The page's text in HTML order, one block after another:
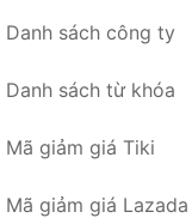
Danh sách công ty
Danh sách từ khóa
Mã giảm giá Tiki
Mã giảm giá Lazada